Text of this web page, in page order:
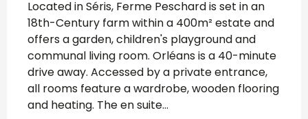
Located in Séris, Ferme Peschard is set in an
18th-Century farm within a 400m² estate and
offers a garden, children's playground and
communal living room. Orléans is a 40-minute
drive away. Accessed by a private entrance,
all rooms feature a wardrobe, wooden flooring
and heating. The en suite...